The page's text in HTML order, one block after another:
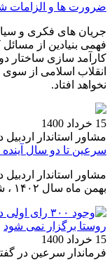
ضرورت ها و الزامات
جریان های فکری و
فهمی بنیادین از
کارآمد سازی ساختار
انقلاب اسلامی از سوی
نخواهد افتاد.
15 خرداد 1400
مشاور استاندار اردبیل
سرعین تا دو سال
مشاور استاندار
بهمن ماه سال ۱۴۰۲ ، شهری بدون مانع خواهد شد.
15 خرداد 1400
فرماندار سرعین در